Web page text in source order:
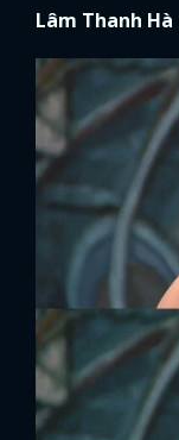
Lâm Thanh Hà